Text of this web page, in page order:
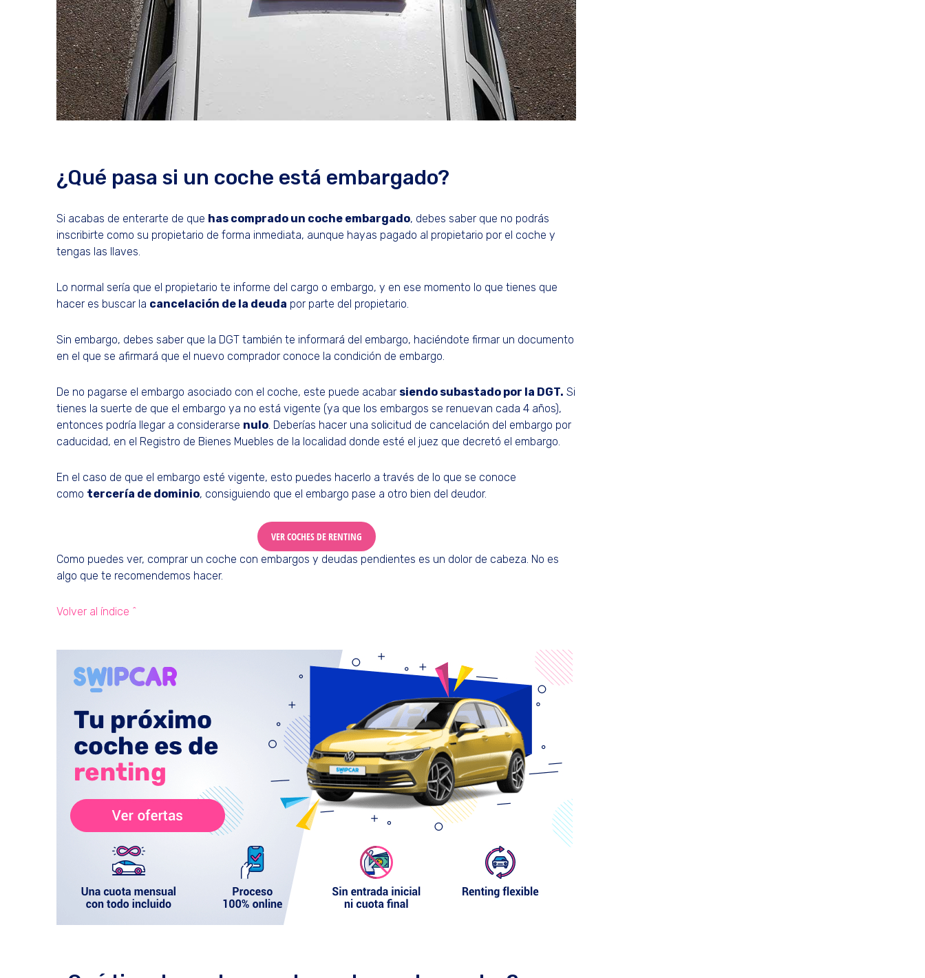
¿Qué pasa si un coche está embargado?
Si acabas de enterarte de que has comprado un coche embargado, debes saber que no podrás
inscribirte como su propietario de forma inmediata, aunque hayas pagado al propietario por el coche y
tengas las llaves.
Lo normal sería que el propietario te informe del cargo o embargo, y en ese momento lo que tienes que
hacer es buscar la cancelación de la deuda por parte del propietario.
Sin embargo, debes saber que la DGT también te informará del embargo, haciéndote firmar un documento
en el que se afirmará que el nuevo comprador conoce la condición de embargo.
De no pagarse el embargo asociado con el coche, este puede acabar siendo subastado por la DGT. Si
tienes la suerte de que el embargo ya no está vigente (ya que los embargos se renuevan cada 4 años),
entonces podría llegar a considerarse nulo. Deberías hacer una solicitud de cancelación del embargo por
caducidad, en el Registro de Bienes Muebles de la localidad donde esté el juez que decretó el embargo.
En el caso de que el embargo esté vigente, esto puedes hacerlo a través de lo que se conoce
como tercería de dominio, consiguiendo que el embargo pase a otro bien del deudor.
VER COCHES DE RENTING
Como puedes ver, comprar un coche con embargos y deudas pendientes es un dolor de cabeza. No es
algo que te recomendemos hacer.
Volver al índice ^